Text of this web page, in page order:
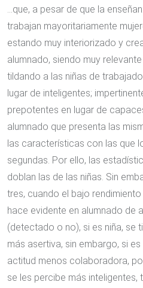
…que, a pesar de que la
trabajan mayoritariamente
estando muy interiorizado y
alumnado, siendo muy
tildando a las niñas de
lugar de inteligentes;
prepotentes en lugar de
alumnado que presenta las
las características con las que
segundas. Por ello, las
doblan las de las niñas. Sin
tres, cuando el bajo
hace evidente en alumnado de
(detectado o no), si es niña, se
más asertiva, sin embargo, si
actitud menos colaboradora,
se les percibe más inteligentes,